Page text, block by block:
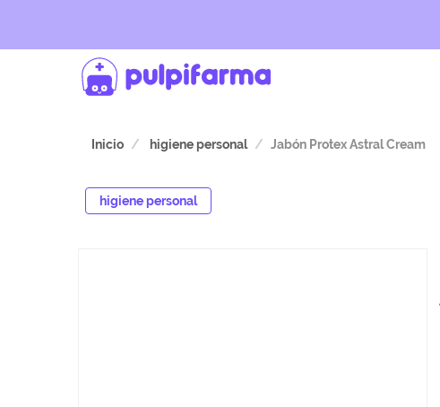
Inicio higiene personal Jabón Protex Astral Cream
higiene personal